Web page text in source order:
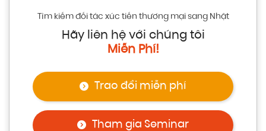
Tìm kiếm đối tác xúc tiến thương mại sang Nhật
Hãy liên hệ với chúng tôi
Miễn Phí!
Trao đổi miễn phí
Tham gia Seminar